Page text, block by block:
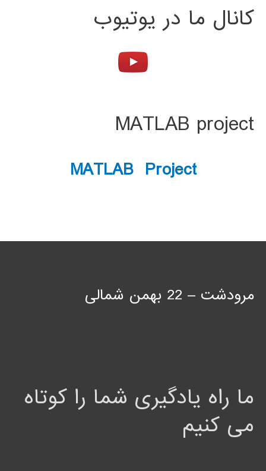
کانال ما در یوتیوب
MATLAB project
MATLAB Project
مرودشت – 22 بهمن شمالی
ما راه یادگیری شما را کوتاه
می کنیم